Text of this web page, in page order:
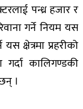
पन्ध्र हजार र
गर्ने नियम यस
क्षेत्रमा प्रहरीको
कालिगण्डकी
।